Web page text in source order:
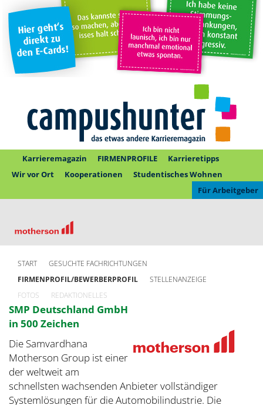
Karrieremagazin FIRMENPROFILE
Karrieretipps
Wir vor Ort
Kooperationen
Studentisches Wohnen
Für Arbeitgeber
START
GESUCHTE FACHRICHTUNGEN
FIRMENPROFIL/BEWERBERPROFIL
STELLENANZEIGE
FOTOS
REDAKTIONELLES
SMP Deutschland GmbH
in 500 Zeichen
Die Samvardhana
Motherson Group ist einer
der weltweit am
schnellsten wachsenden Anbieter vollständiger
Systemlösungen für die Automobilindustrie. Die